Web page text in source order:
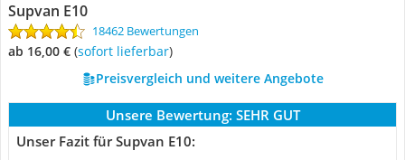
Supvan E10
18462 Bewertungen
ab 16,00 € ( Sofort lieferbar)
Preisvergleich und weitere Angebote
Unsere Bewertung: SEHR GUT
Unser Fazit für Supvan E10: